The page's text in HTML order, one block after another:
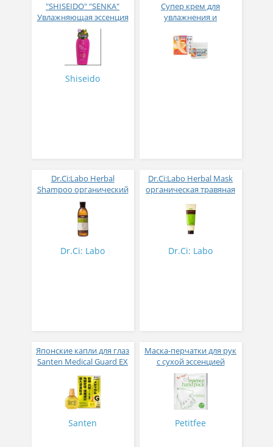
"SHISEIDO" "SENKA"
Увлажняющая эссенция
для тела с маслами
шиповника, оливы и
жожоба, с цветочным
ароматом
Shiseido
Супер крем для
увлажнения и
ногах,руках,коленях,локтях
с мочевиной 90 гр.
Dr.Ci:Labo Herbal
Shampoo органический
травяной шампунь без
силикона 300мл
Dr.Ci: Labo
Dr.Ci:Labo Herbal Mask
органическая травяная
230гр
Dr.Ci: Labo
Японские капли для глаз
Santen Medical Guard EX
Santen
Маска-перчатки для рук
с сухой эссенцией
Petitfee Dry Essence Hand
Pack
Petitfee